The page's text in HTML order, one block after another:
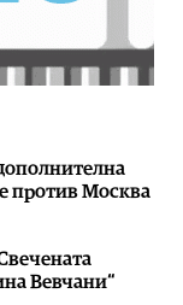
против Москва
Вевчани“